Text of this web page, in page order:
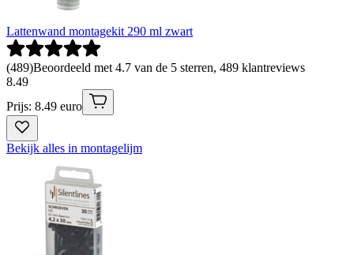
Lattenwand montagekit 290 ml zwart
(489)Beoordeeld met 4.7 van de 5 sterren, 489 klantreviews
8.49
Prijs: 8.49 euro
Bekijk alles in montagelijm